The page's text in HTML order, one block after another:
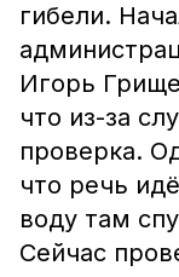
гибели.
Игорь
что из-за
проверка.
что речь
воду там
Сейчас